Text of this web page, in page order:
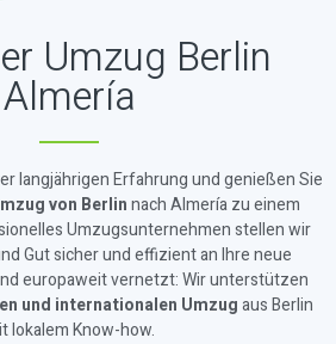
Umzug Berlin
Almería
langjährigen Erfahrung und genießen Sie
von Berlinnach Almería zu einem
Umzugsunternehmen stellen wir
Gut sicher und effizient an Ihre neue
europaweit vernetzt: Wir unterstützen
und internationalen Umzugaus Berlin
lokalem Know-how.